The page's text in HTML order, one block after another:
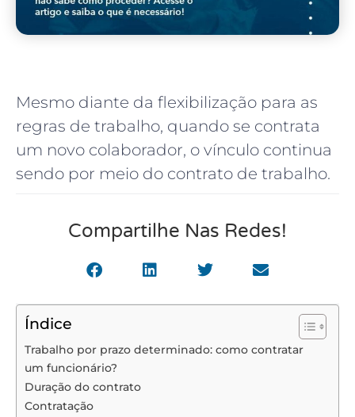
Mesmo diante da flexibilização para as
regras de trabalho, quando se contrata
um novo colaborador, o vínculo continua
sendo por meio do contrato de trabalho.
Compartilhe Nas Redes!
Índice
Trabalho por prazo determinado: como contratar
um funcionário?
Duração do contrato
Contratação